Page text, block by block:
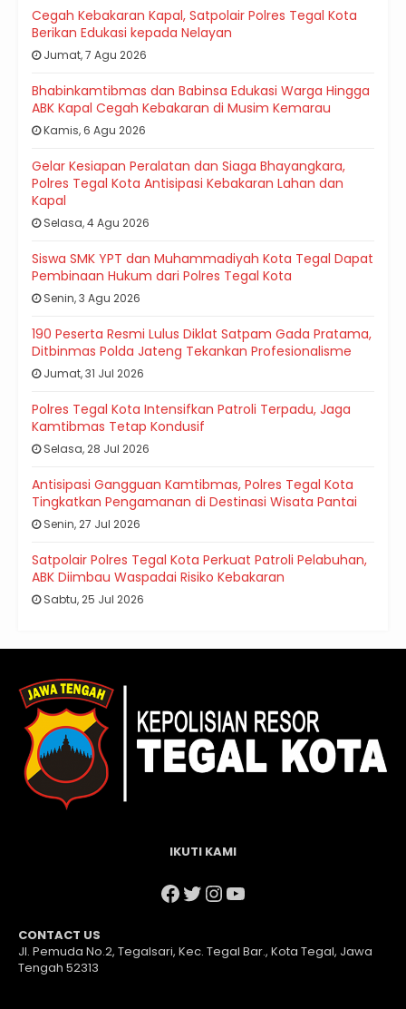
Cegah Kebakaran Kapal, Satpolair Polres Tegal Kota
Berikan Edukasi kepada Nelayan
Jumat, 7 Agu 2026
Bhabinkamtibmas dan Babinsa Edukasi Warga Hingga
ABK Kapal Cegah Kebakaran di Musim Kemarau
Kamis, 6 Agu 2026
Gelar Kesiapan Peralatan dan Siaga Bhayangkara,
Polres Tegal Kota Antisipasi Kebakaran Lahan dan
Kapal
Selasa, 4 Agu 2026
Siswa SMK YPT dan Muhammadiyah Kota Tegal Dapat
Pembinaan Hukum dari Polres Tegal Kota
Senin, 3 Agu 2026
190 Peserta Resmi Lulus Diklat Satpam Gada Pratama,
Ditbinmas Polda Jateng Tekankan Profesionalisme
Jumat, 31 Jul 2026
Polres Tegal Kota Intensifkan Patroli Terpadu, Jaga
Kamtibmas Tetap Kondusif
Selasa, 28 Jul 2026
Antisipasi Gangguan Kamtibmas, Polres Tegal Kota
Tingkatkan Pengamanan di Destinasi Wisata Pantai
Senin, 27 Jul 2026
Satpolair Polres Tegal Kota Perkuat Patroli Pelabuhan,
ABK Diimbau Waspadai Risiko Kebakaran
Sabtu, 25 Jul 2026
IKUTI KAMI
Facebook
Twitter
Instagram
YouTube
CONTACT US
Jl. Pemuda No.2, Tegalsari, Kec. Tegal Bar., Kota Tegal, Jawa
Tengah 52313